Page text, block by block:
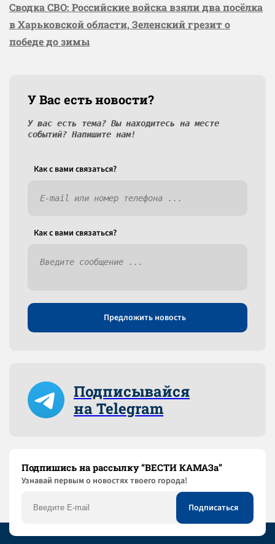
Сводка СВО: Российские войска взяли два посёлка
в Харьковской области, Зеленский грезит о
победе до зимы
У Вас есть новости?
У вас есть тема? Вы находитесь на месте
событий? Напишите нам!
Как c вами связаться?
Как c вами связаться?
Предложить новость
Подписывайся
на Telegram
Подпишись на рассылку “ВЕСТИ КАМАЗа”
Узнaвай первым о новостях твоего города!